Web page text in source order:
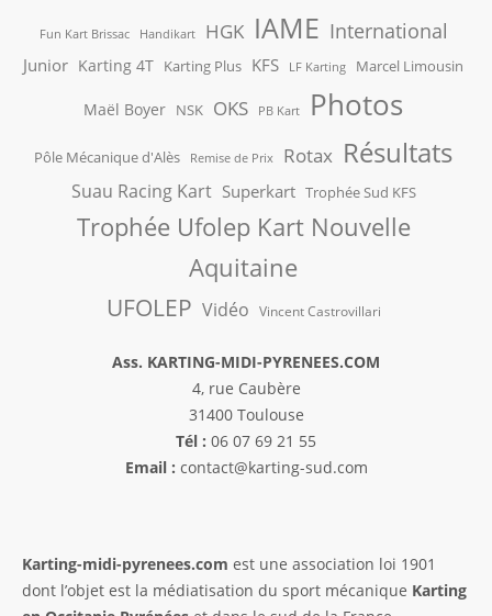
Fun Kart Brissac Handikart HGK IAME International
Junior Karting 4T Karting Plus KFS LF Karting Marcel Limousin
Maël Boyer NSK OKS PB Kart Photos
Pôle Mécanique d'Alès Remise de Prix Rotax Résultats
Suau Racing Kart Superkart Trophée Sud KFS
Trophée Ufolep Kart Nouvelle
Aquitaine
UFOLEP Vidéo Vincent Castrovillari
Ass. KARTING-MIDI-PYRENEES.COM
4, rue Caubère
31400 Toulouse
Tél : 06 07 69 21 55
Email : contact@karting-sud.com
Karting-midi-pyrenees.com est une association loi 1901
dont l’objet est la médiatisation du sport mécanique Karting